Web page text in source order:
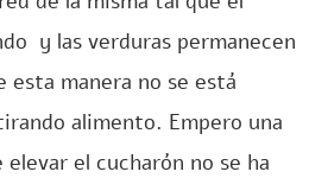
y las verduras permanecen
manera no se está
alimento. Empero una
el cucharón no se ha